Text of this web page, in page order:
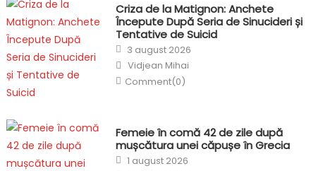
Criza de la Matignon: Anchete
Începute După Seria de Sinucideri și
Tentative de Suicid
Posted
on
3 august 2026
Author
Vidjean Mihai
Comment(0)
Femeie în comă 42 de zile după
mușcătura unei căpușe în Grecia
Posted
on
1 august 2026